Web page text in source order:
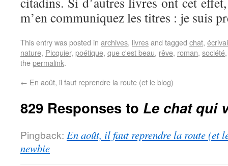
m’en communiquez les titres : je suis
This entry was posted in archives, livresand tagged chat,
nature, Picquier, poétique, que c'est beau, rêve, roman, société
thepermalink.
← En août, il faut reprendre la route (et le blog)
829 Responses to Le chat qui
Pingback: En août, il faut reprendre la route (et
newbie